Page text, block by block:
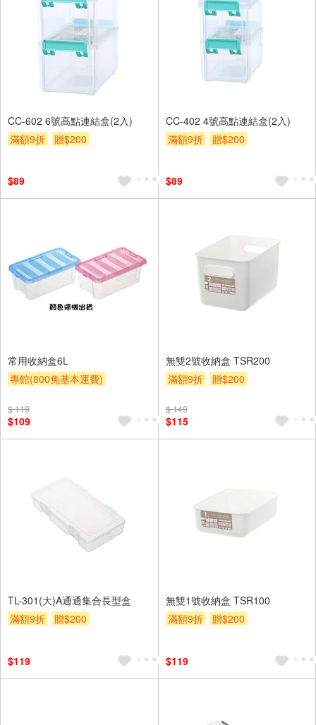
CC-602 6號高點連結盒(2入)
滿額9折
贈$200
$89
CC-402 4號高點連結盒(2入)
滿額9折
贈$200
$89
常用收納盒6L
專館(800免基本運費)
$ 119
$109
無雙2號收納盒 TSR200
滿額9折
贈$200
$ 149
$115
TL-301(大)A通通集合長型盒
滿額9折
贈$200
$119
無雙1號收納盒 TSR100
滿額9折
贈$200
$119